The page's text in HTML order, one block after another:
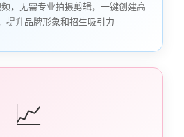
，无需专业拍摄剪辑，一键创建高
提升品牌形象和招生吸引力
📈